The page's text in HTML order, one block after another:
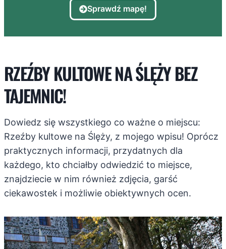
Sprawdź mapę!
RZEŹBY KULTOWE NA ŚLĘŻY BEZ
TAJEMNIC!
Dowiedz się wszystkiego co ważne o miejscu:
Rzeźby kultowe na Ślęży, z mojego wpisu! Oprócz
praktycznych informacji, przydatnych dla
każdego, kto chciałby odwiedzić to miejsce,
znajdziecie w nim również zdjęcia, garść
ciekawostek i możliwie obiektywnych ocen.